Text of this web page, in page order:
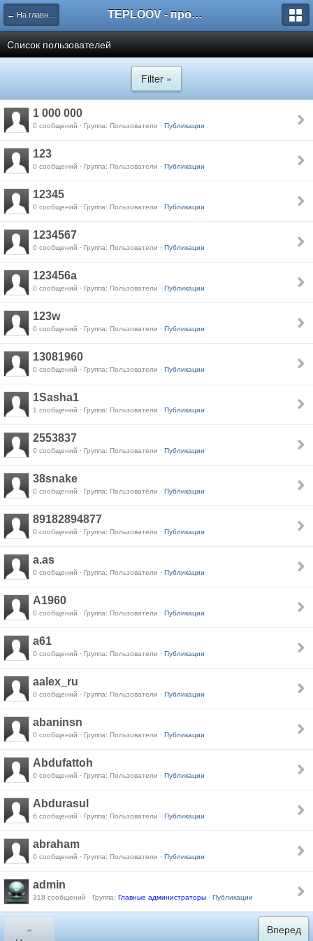
← На главную TEPLOOV - программный комплекс для расчёта систем отопления и вентиляции
Список пользователей
Filter »
1 000 000
0 сообщений · Группа: Пользователи · Публикации
123
0 сообщений · Группа: Пользователи · Публикации
12345
0 сообщений · Группа: Пользователи · Публикации
1234567
0 сообщений · Группа: Пользователи · Публикации
123456a
0 сообщений · Группа: Пользователи · Публикации
123w
0 сообщений · Группа: Пользователи · Публикации
13081960
0 сообщений · Группа: Пользователи · Публикации
1Sasha1
1 сообщений · Группа: Пользователи · Публикации
2553837
0 сообщений · Группа: Пользователи · Публикации
38snake
0 сообщений · Группа: Пользователи · Публикации
89182894877
0 сообщений · Группа: Пользователи · Публикации
a.as
0 сообщений · Группа: Пользователи · Публикации
A1960
0 сообщений · Группа: Пользователи · Публикации
a61
0 сообщений · Группа: Пользователи · Публикации
aalex_ru
0 сообщений · Группа: Пользователи · Публикации
abaninsn
0 сообщений · Группа: Пользователи · Публикации
Abdufattoh
0 сообщений · Группа: Пользователи · Публикации
Abdurasul
6 сообщений · Группа: Пользователи · Публикации
abraham
0 сообщений · Группа: Пользователи · Публикации
admin
318 сообщений · Группа: Главные администраторы · Публикации
«
Вперед